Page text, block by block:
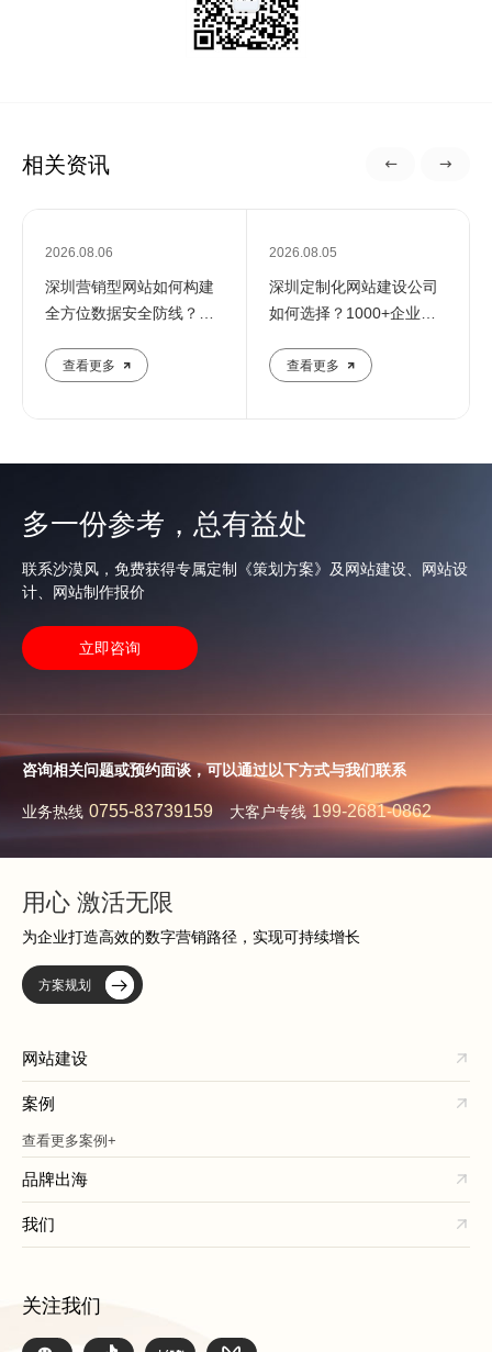
相关资讯
2026.08.06
深圳营销型网站如何构建
全方位数据安全防线？专
查看更多
2026.08.05
深圳定制化网站建设公司
如何选择？1000+企业推
查看更多
多一份参考，总有益处
联系沙漠风，免费获得专属定制《策划方案》及网站建设、网站设
计、网站制作报价
立即咨询
咨询相关问题或预约面谈，可以通过以下方式与我们联系
业务热线 0755-83739159 大客户专线 199-2681-0862
用心 激活无限
为企业打造高效的数字营销路径，实现可持续增长
方案规划
网站建设
案例
查看更多案例+
品牌出海
我们
关注我们